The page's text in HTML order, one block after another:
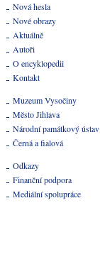
Nová hesla
Nové obrazy
Aktuálně
Autoři
O encyklopedii
Kontakt
Muzeum Vysočiny
Město Jihlava
Národní památkový ústav
Černá a fialová
Odkazy
Finanční podpora
Mediální spolupráce